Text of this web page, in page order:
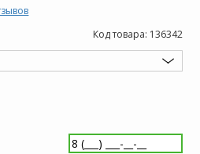
Код товара: 136342